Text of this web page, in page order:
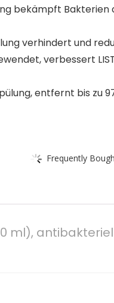
bekämpft
verhindert und
verbessert
entfernt bis
Frequently
ml),